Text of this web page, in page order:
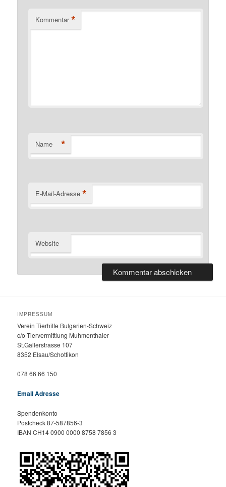
Kommentar *
Name *
E-Mail-Adresse *
Website
IMPRESSUM
Verein Tierhilfe Bulgarien-Schweiz
c/o Tiervermittlung Muhmenthaler
St.Gallerstrasse 107
8352 Elsau/Schottikon
078 66 66 150
Email Adresse
Spendenkonto
Postcheck 87-587856-3
IBAN CH14 0900 0000 8758 7856 3